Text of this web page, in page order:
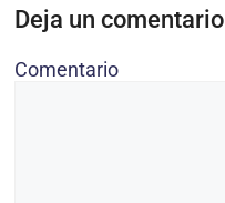
Deja un comentario
Comentario